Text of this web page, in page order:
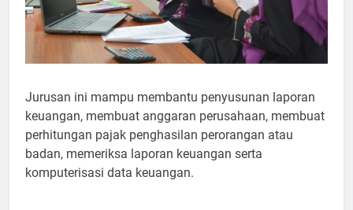
Jurusan ini mampu membantu penyusunan laporan
keuangan, membuat anggaran perusahaan, membuat
perhitungan pajak penghasilan perorangan atau
badan, memeriksa laporan keuangan serta
komputerisasi data keuangan.